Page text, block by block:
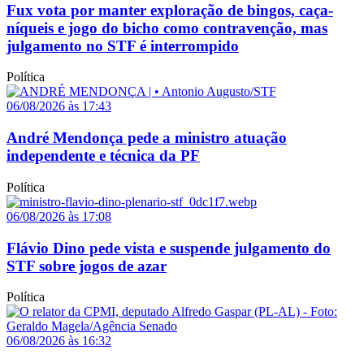
Fux vota por manter exploração de bingos, caça-
níqueis e jogo do bicho como contravenção, mas
julgamento no STF é interrompido
Política
06/08/2026 às 17:43
André Mendonça pede a ministro atuação
independente e técnica da PF
Política
06/08/2026 às 17:08
Flávio Dino pede vista e suspende julgamento do
STF sobre jogos de azar
Política
06/08/2026 às 16:32